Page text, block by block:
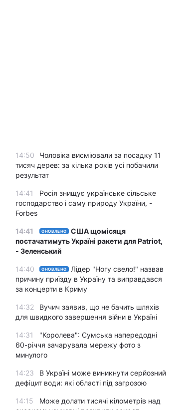
14:50
Чоловіка висміювали за посадку 11
тисяч дерев: за кілька років усі побачили
результат
14:41
Росія знищує українське сільське
господарство і саму природу України, -
Forbes
14:41 ОНОВЛЕНО
США щомісяця
постачатимуть Україні ракети для Patriot,
- Зеленський
14:40 ОНОВЛЕНО
Лідер "Ногу свело!" назвав
причину приїзду в Україну та виправдався
за концерти в Криму
14:32
Вучич заявив, що не бачить шляхів
для швидкого завершення війни в Україні
14:31
"Королева": Сумська напередодні
60-річчя зачарувала мережу фото з
минулого
14:23
В Україні може виникнути серйозний
дефіцит води: які області під загрозою
14:15
Може долати тисячі кілометрів над